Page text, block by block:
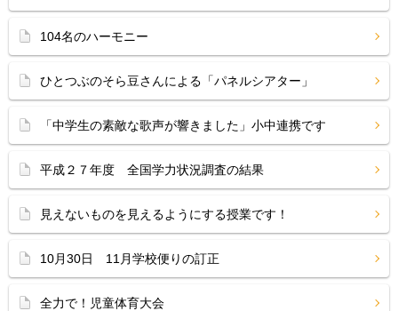
104名のハーモニー
ひとつぶのそら豆さんによる「パネルシアター」
「中学生の素敵な歌声が響きました」小中連携です
平成２７年度 全国学力状況調査の結果
見えないものを見えるようにする授業です！
10月30日 11月学校便りの訂正
全力で！児童体育大会